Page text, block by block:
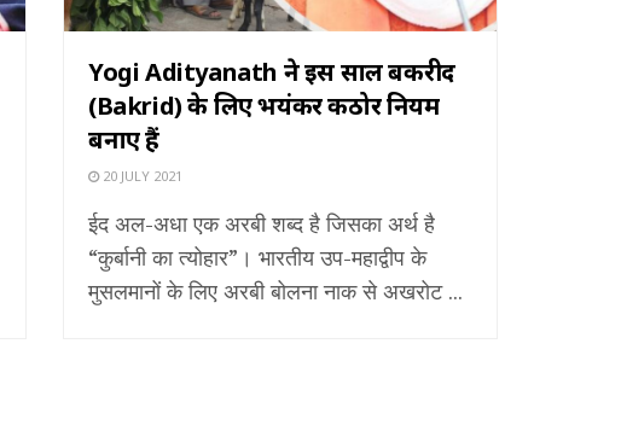
Yogi Adityanath ने इस साल बकरीद
(Bakrid) के लिए भयंकर कठोर नियम
बनाए हैं
20 JULY 2021
ईद अल-अधा एक अरबी शब्द है जिसका अर्थ है
“कुर्बानी का त्योहार”। भारतीय उप-महाद्वीप के
मुसलमानों के लिए अरबी बोलना नाक से अखरोट ...